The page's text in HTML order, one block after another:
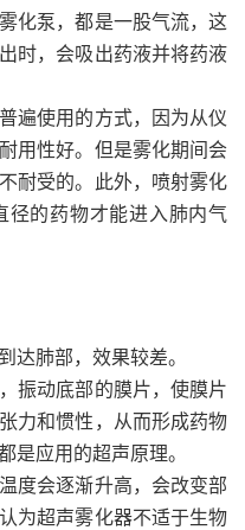
化泵，都是一股气流，这
时，会吸出药液并将药液
遍使用的方式，因为从仪
用性好。但是雾化期间会
耐受的。此外，喷射雾化
径的药物才能进入肺内气
达肺部，效果较差。
振动底部的膜片，使膜片
力和惯性，从而形成药物
是应用的超声原理。
度会逐渐升高，会改变部
为超声雾化器不适于生物